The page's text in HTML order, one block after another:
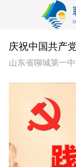
庆祝中国共产
山东省聊城第一